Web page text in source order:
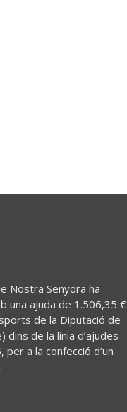
Nostra Senyora ha
una ajuda de 1.506,35 €
de la Diputació de
dins de la línia d’ajudes
a la confecció d’un